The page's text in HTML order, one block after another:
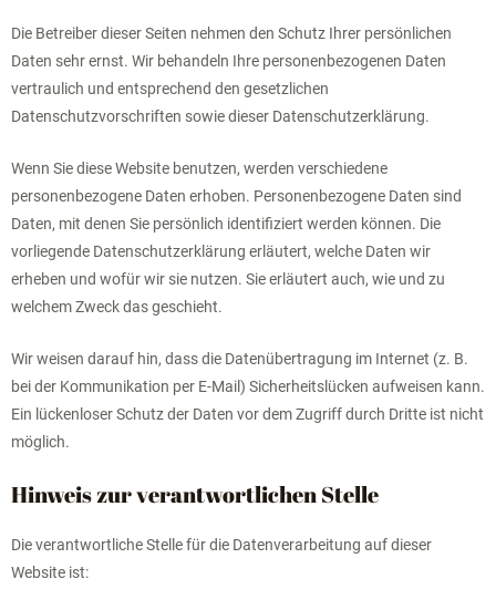
Die Betreiber dieser Seiten nehmen den Schutz Ihrer persönlichen
Daten sehr ernst. Wir behandeln Ihre personenbezogenen Daten
vertraulich und entsprechend den gesetzlichen
Datenschutzvorschriften sowie dieser Datenschutzerklärung.
Wenn Sie diese Website benutzen, werden verschiedene
personenbezogene Daten erhoben. Personenbezogene Daten sind
Daten, mit denen Sie persönlich identifiziert werden können. Die
vorliegende Datenschutzerklärung erläutert, welche Daten wir
erheben und wofür wir sie nutzen. Sie erläutert auch, wie und zu
welchem Zweck das geschieht.
Wir weisen darauf hin, dass die Datenübertragung im Internet (z. B.
bei der Kommunikation per E-Mail) Sicherheitslücken aufweisen kann.
Ein lückenloser Schutz der Daten vor dem Zugriff durch Dritte ist nicht
möglich.
Hinweis zur verantwortlichen Stelle
Die verantwortliche Stelle für die Datenverarbeitung auf dieser
Website ist: